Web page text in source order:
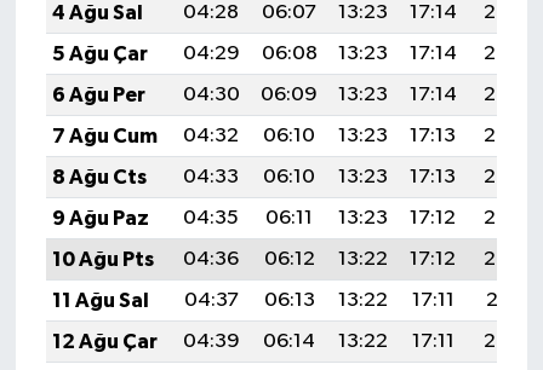
4 Ağu Sal 04:28 06:07 13:23 17:14
20:29
5 Ağu Çar
04:29 06:08 13:23 17:14
20:28
6 Ağu Per
04:30 06:09 13:23 17:14
20:27
7 Ağu Cum
04:32 06:10 13:23 17:13
20:26
8 Ağu Cts
04:33 06:10 13:23 17:13
20:25
9 Ağu Paz
04:35 06:11 13:23 17:12
20:24
10 Ağu Pts
04:36 06:12 13:22 17:12
20:23
11 Ağu Sal
04:37 06:13 13:22 17:11
20:21
12 Ağu Çar
04:39 06:14 13:22 17:11
20:20